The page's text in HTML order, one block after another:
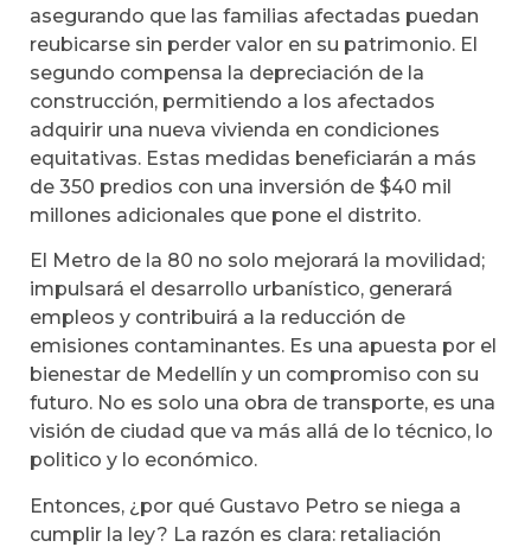
asegurando que las familias afectadas puedan
reubicarse sin perder valor en su patrimonio. El
segundo compensa la depreciación de la
construcción, permitiendo a los afectados
adquirir una nueva vivienda en condiciones
equitativas. Estas medidas beneficiarán a más
de 350 predios con una inversión de $40 mil
millones adicionales que pone el distrito.
El Metro de la 80 no solo mejorará la movilidad;
impulsará el desarrollo urbanístico, generará
empleos y contribuirá a la reducción de
emisiones contaminantes. Es una apuesta por el
bienestar de Medellín y un compromiso con su
futuro. No es solo una obra de transporte, es una
visión de ciudad que va más allá de lo técnico, lo
politico y lo económico.
Entonces, ¿por qué Gustavo Petro se niega a
cumplir la ley? La razón es clara: retaliación